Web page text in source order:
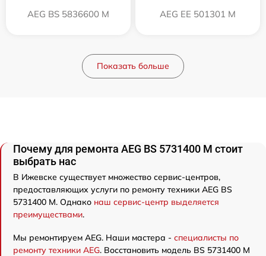
AEG BS 5836600 M AEG EE 501301 M
Показать больше
Почему для ремонта AEG BS 5731400 M стоит
выбрать нас
В Ижевске существует множество сервис-центров,
предоставляющих услуги по ремонту техники AEG BS
5731400 M. Однако наш сервис-центр выделяется
преимуществами.
Мы ремонтируем AEG. Наши мастера - специалисты по
ремонту техники AEG. Восстановить модель BS 5731400 M